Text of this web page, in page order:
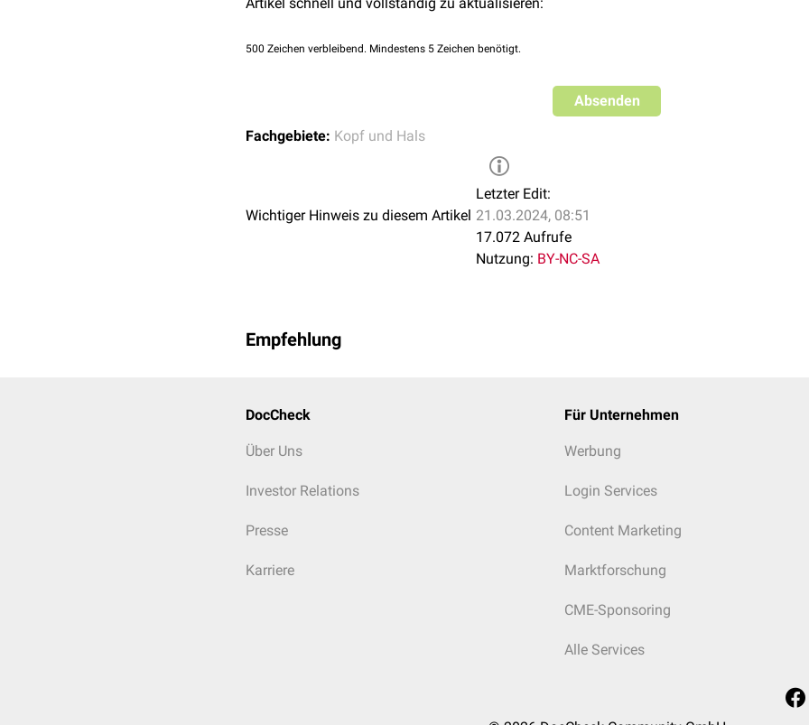
500 Zeichen verbleibend. Mindestens 5 Zeichen benötigt.
Absenden
Fachgebiete: Kopf und Hals
Wichtiger Hinweis zu diesem Artikel
Letzter Edit:
21.03.2024, 08:51
17.072 Aufrufe
Nutzung: BY-NC-SA
Empfehlung
DocCheck
Über Uns
Investor Relations
Presse
Karriere
Für Unternehmen
Werbung
Login Services
Content Marketing
Marktforschung
CME-Sponsoring
Alle Services